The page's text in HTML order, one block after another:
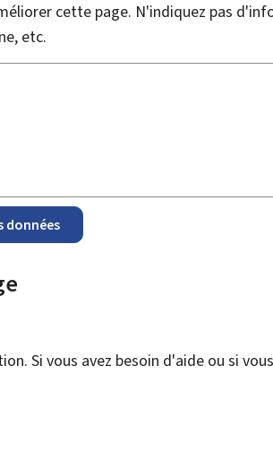
cette page. N'indiquez pas
etc.
données
Si vous avez besoin d'aide ou si